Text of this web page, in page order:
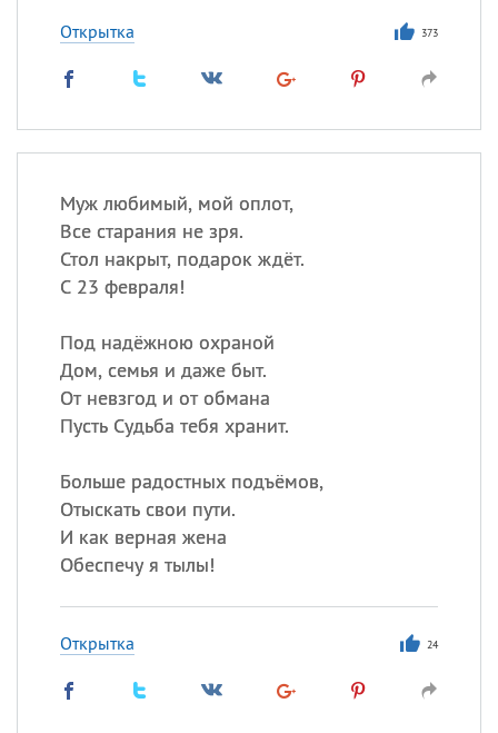
Открытка 373
Муж любимый, мой оплот,
Все старания не зря.
Стол накрыт, подарок ждёт.
С 23 февраля!
Под надёжною охраной
Дом, семья и даже быт.
От невзгод и от обмана
Пусть Судьба тебя хранит.
Больше радостных подъёмов,
Отыскать свои пути.
И как верная жена
Обеспечу я тылы!
Открытка 24